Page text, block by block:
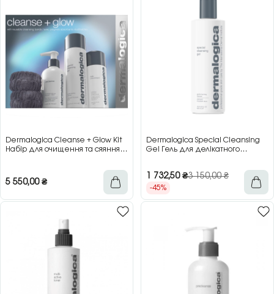
Dermalogica Cleanse + Glow Kit
Набір для очищення та сяяння
5 550,00₴
Dermalogica Special Cleansing
Gel Гель для делікатного
1 732,50₴3 150,00₴
-45%